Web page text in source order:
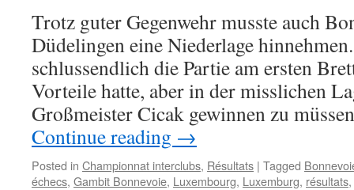
Trotz guter Gegenwehr musste auch
Düdelingen eine Niederlage
schlussendlich die Partie am ersten
Vorteile hatte, aber in der misslichen
Großmeister Cicak gewinnen zu
Continue reading →
Posted in Championnat interclubs, Résultats | Tagged
échecs, Gambit Bonnevoie, Luxembourg, Luxemburg, résultats,